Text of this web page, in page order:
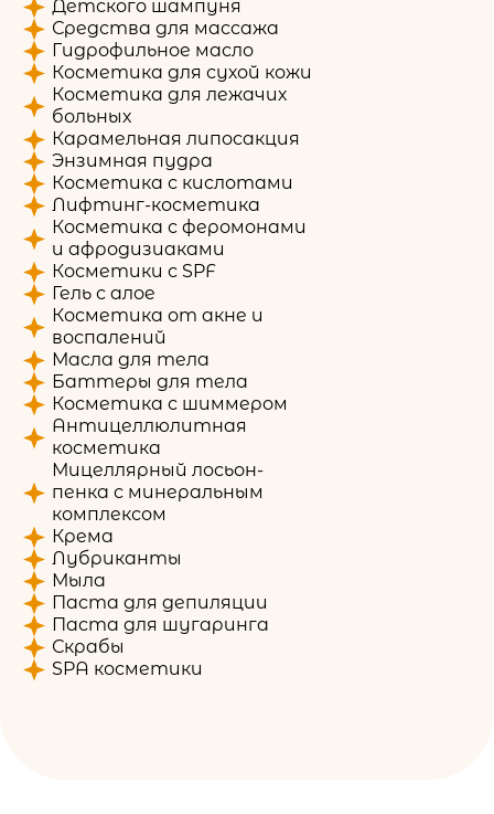
Детского шампуня
Средства для массажа
Гидрофильное масло
Косметика для сухой кожи
Косметика для лежачих
больных
Карамельная липосакция
Энзимная пудра
Косметика с кислотами
Лифтинг-косметика
Косметика с феромонами
и афродизиаками
Косметики с SPF
Гель с алое
Косметика от акне и
воспалений
Масла для тела
Баттеры для тела
Косметика с шиммером
Антицеллюлитная
косметика
Мицеллярный лосьон-
пенка с минеральным
комплексом
Крема
Лубриканты
Мыла
Паста для депиляции
Паста для шугаринга
Скрабы
SPA косметики